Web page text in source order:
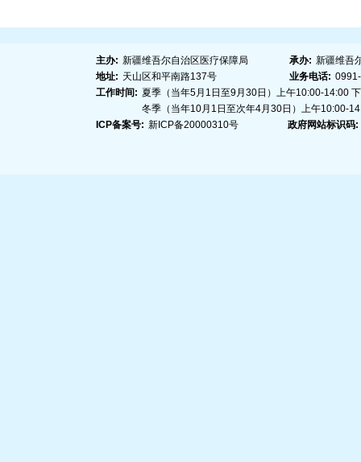
主办: 新疆维吾尔自治区医疗保障局 承办: 新疆维吾
地址: 天山区和平南路137号 业务电话:
工作时间: 夏季（当年5月1日至9月30日）上午10:00-14:00
冬季（当年10月1日至次年4月30日）上午10:00-
ICP备案号: 新ICP备20000310号 政府网站标识码: